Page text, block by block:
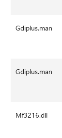
Gdiplus.man
Gdiplus.man
Mf3216.dll